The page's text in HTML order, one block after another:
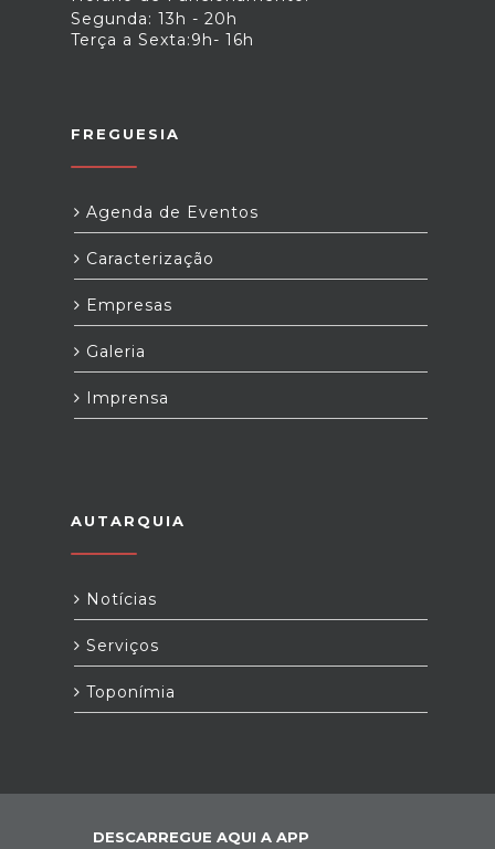
Segunda: 13h - 20h
Terça a Sexta:9h- 16h
FREGUESIA
Agenda de Eventos
Caracterização
Empresas
Galeria
Imprensa
AUTARQUIA
Notícias
Serviços
Toponímia
DESCARREGUE AQUI A APP